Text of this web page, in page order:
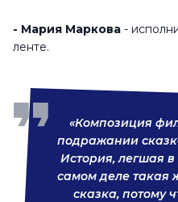
- Мария Маркова -
ленте.
«Композиция
подражании
История, легшая
самом деле такая
сказка, потому